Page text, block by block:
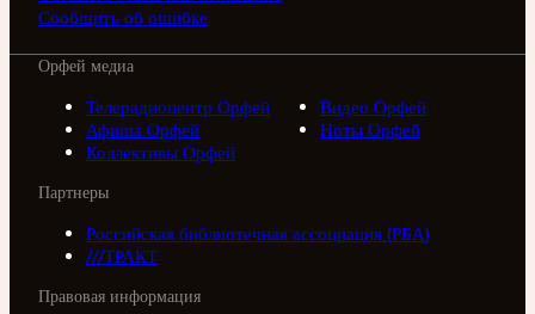
Сообщить об ошибке
Орфей медиа
Телерадиоцентр Орфей
Видео Орфей
Афиша Орфей
Ноты Орфей
Коллективы Орфей
Партнеры
Российская библиотечная ассоциация (РБА)
///ТРАКТ
Правовая информация